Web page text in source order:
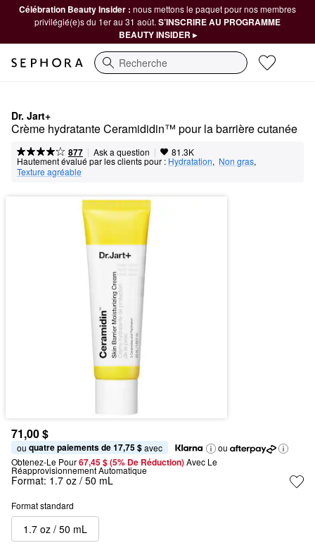
Célébration Beauty Insider : nous mettons le paquet pour nos membres
privilégié(e)s du 1er au 31 août. S’INSCRIRE AU PROGRAMME
BEAUTY INSIDER ▸
Recherche
Dr. Jart+
Crème hydratante Ceramididin™ pour la barrière cutanée
877 | Ask a question | 81.3K
Hautement évalué par les clients pour : Hydratation, Non gras,
Texture agréable
71,00 $
ou quatre paiements de 17,75 $ avec
ou
Obtenez-Le Pour67,45 $ (5% De Réduction) Avec Le
Réapprovisionnement Automatique
Format: 1.7 oz / 50 mL
Format standard
1.7 oz / 50 mL